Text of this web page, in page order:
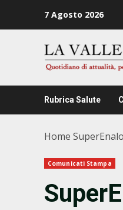
7 Agosto 2026
Rubrica Salute
Home
Comunicati Stampa